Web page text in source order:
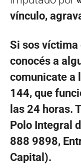
vínculo,
Si sos víctima
conocés a
comunicate a
144, que
las 24 horas.
Polo Integral
888 9898,
Capital).